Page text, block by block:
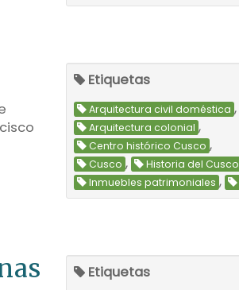
Etiquetas
Arquitectura civil doméstica ,
Arquitectura colonial ,
Centro histórico Cusco ,
Cusco , Historia del Cusco
Inmuebles patrimoniales ,
Etiquetas